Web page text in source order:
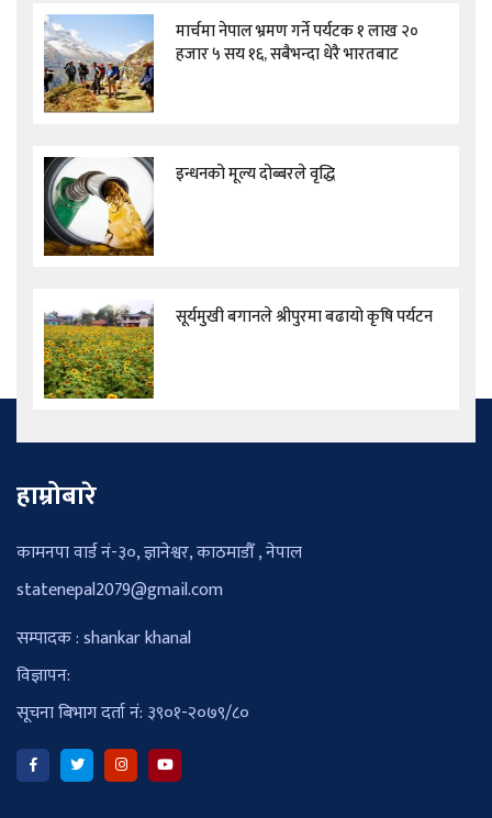
मार्चमा नेपाल भ्रमण गर्ने पर्यटक १ लाख २०
हजार ५ सय १६, सबैभन्दा धेरै भारतबाट
इन्धनको मूल्य दोब्बरले वृद्धि
सूर्यमुखी बगानले श्रीपुरमा बढायो कृषि पर्यटन
हाम्रोबारे
कामनपा वार्ड नं-३०, ज्ञानेश्वर, काठमाडौँ , नेपाल
statenepal2079@gmail.com
सम्पादक : shankar khanal
विज्ञापन:
सूचना बिभाग दर्ता नं: ३९०१-२०७९/८०